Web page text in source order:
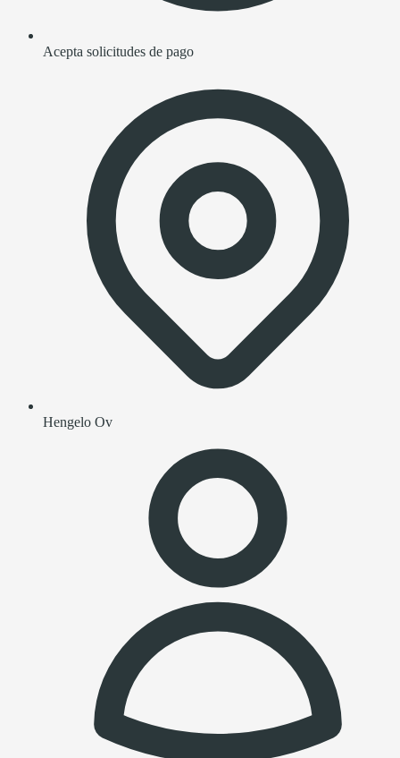
Acepta solicitudes de pago
Hengelo Ov